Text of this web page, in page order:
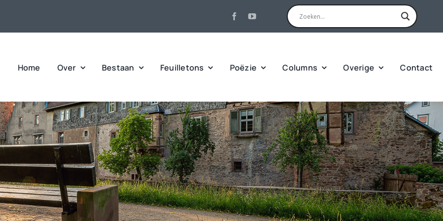
Home Over Bestaan Feuilletons Poëzie Columns Overige Contact